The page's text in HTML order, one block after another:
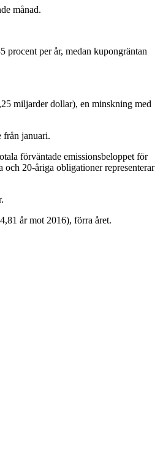
månad.
per år, medan kupongräntan
miljarder dollar), en minskning med
från januari.
förväntade emissionsbeloppet för
20-åriga obligationer representerar
år mot 2016), förra året.